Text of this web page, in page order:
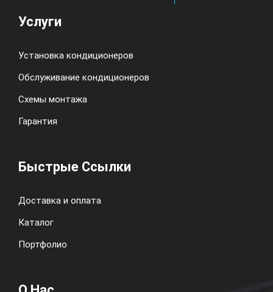
Услуги
Установка кондиционеров
Обслуживание кондиционеров
Схемы монтажа
Гарантия
Быстрые Ссылки
Доставка и оплата
Каталог
Портфолио